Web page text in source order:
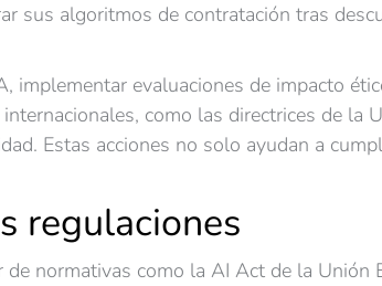
sus algoritmos de contratación tras
implementar evaluaciones de impacto
como las directrices de la
Estas acciones no solo ayudan a
regulaciones
normativas como la AI Act de la Unión